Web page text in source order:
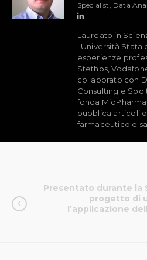
Specialist, Data
Laureato in
l'Università
esperienze
Stethos,
collaborato con
Consulting e
fonda
pubblica articoli
farmaceutico e
Presentato durante la
progetto di
l’applicazione